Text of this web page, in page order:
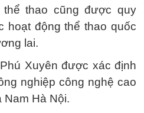
thao cũng được quy
hoạt động thể thao quốc
lai.
Xuyên được xác định
nghiệp công nghệ cao
Hà Nội.